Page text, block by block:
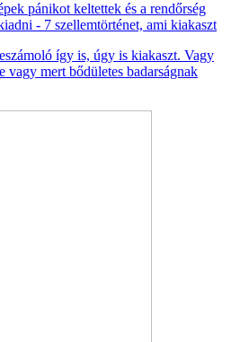
pánikot keltettek és a rendőrség
- 7 szellemtörténet, ami kiakaszt
így is, úgy is kiakaszt. Vagy
vagy mert bődületes badarságnak